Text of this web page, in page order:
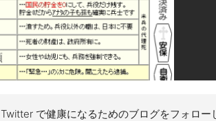
Twitter で健康になるためのブログをフォロー